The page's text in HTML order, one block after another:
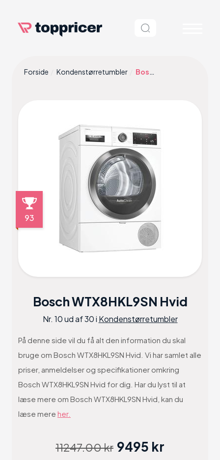
Forside Kondenstørretumbler Bosch WTX8HKL9SN Hvid
93
Bosch WTX8HKL9SN Hvid
Nr. 10 ud af 30 i Kondenstørretumbler
På denne side vil du få alt den information du skal
bruge om Bosch WTX8HKL9SN Hvid. Vi har samlet alle
priser, anmeldelser og specifikationer omkring
Bosch WTX8HKL9SN Hvid for dig. Har du lyst til at
læse mere om Bosch WTX8HKL9SN Hvid, kan du
læse mere her.
11247.00 kr 9495 kr